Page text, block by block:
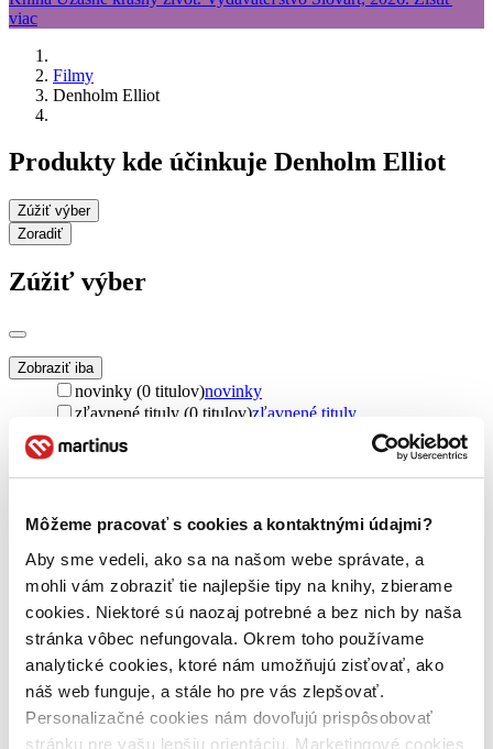
Môžeme pracovať s cookies a kontaktnými údajmi?
Aby sme vedeli, ako sa na našom webe správate, a
mohli vám zobraziť tie najlepšie tipy na knihy, zbierame
cookies. Niektoré sú naozaj potrebné a bez nich by naša
stránka vôbec nefungovala. Okrem toho používame
analytické cookies, ktoré nám umožňujú zisťovať, ako
náš web funguje, a stále ho pre vás zlepšovať.
Personalizačné cookies nám dovoľujú prispôsobovať
stránku pre vašu lepšiu orientáciu. Marketingové cookies
Filmy
Denholm Elliot
Produkty kde účinkuje Denholm Elliot
Zúžiť výber
Zoradiť
Zúžiť výber
Zobraziť iba
novinky (0 titulov)novinky
zľavnené tituly (0 titulov)zľavnené tituly
Dostupnosť
na centrálnom sklade (0 titulov)na centrálnom sklade
pripravujeme (0 titulov)pripravujeme
vypredaných)
nová (0 titulov)nová
čítaná (0 titulov)čítaná
čítaná - výborný stav (0 titulov)čítaná - výborný stav
čítaná - mierne opotrebovaná (0 titulov)čítaná - mierne
opotrebovaná
čítané verzie vypredaných kníh (0 titulov)